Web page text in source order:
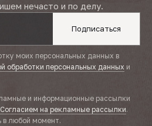
нечасто и по делу.
Подписаться
моих персональных данных в
обработки персональных данных и
и информационные рассылки
Согласием на рекламные рассылки.
в любой момент.